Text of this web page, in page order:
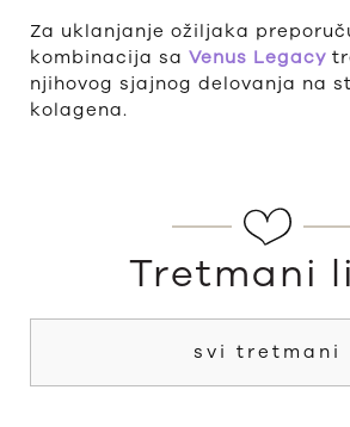
Za uklanjanje ožiljaka
kombinacija sa Venus Legacy
njihovog sjajnog delovanja na
kolagena.
Tretmani
svi tretmani